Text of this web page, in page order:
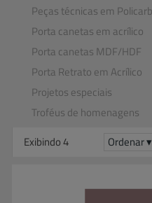
Peças técnicas em
Porta canetas em acrílico
Porta canetas MDF​/​HDF
Porta Retrato em Acrílico
Projetos especiais
Troféus de homenagens
Exibindo 4
Ordenar ▾